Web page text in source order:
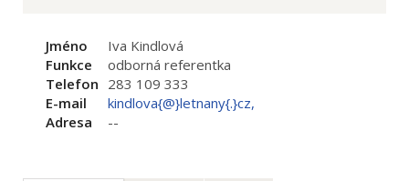
Jméno
Iva Kindlová
Funkce
odborná referentka
Telefon 283 109 333
E-mail
kindlova{@}letnany{.}cz,
Adresa
--